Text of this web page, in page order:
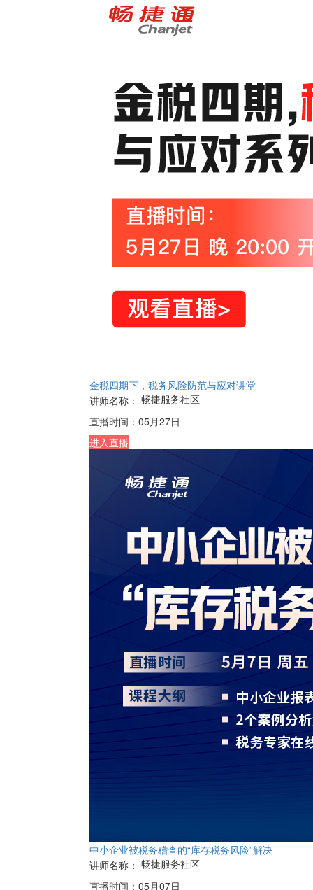
金税四期下，税务风险防范与应对讲堂
讲师名称： 畅捷服务社区
直播时间： 05月27日
进入直播
中小企业被税务稽查的“库存税务风险”解决
讲师名称： 畅捷服务社区
直播时间： 05月07日